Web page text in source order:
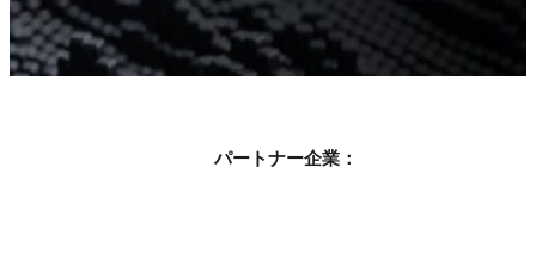
Get your free 30 day trial.
パートナー企業：